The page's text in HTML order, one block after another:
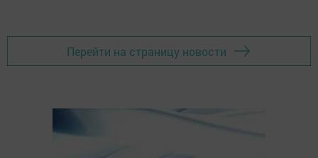
Перейти на страницу новости